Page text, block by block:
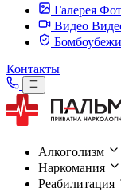
Галерея
Видео
Контакты
Алкоголизм
Наркомания
Реабилитация